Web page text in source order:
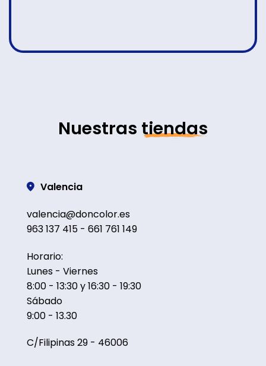
Nuestras tiendas
Valencia
valencia@doncolor.es
963 137 415 - 661 761 149
Horario:
Lunes - Viernes
8:00 - 13:30 y 16:30 - 19:30
Sábado
9:00 - 13.30
C/Filipinas 29 - 46006